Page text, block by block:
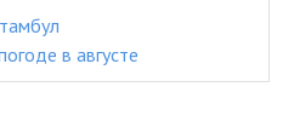
в августе